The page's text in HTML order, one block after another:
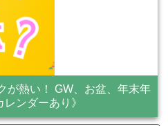
が熱い！ GW、お盆、年末年
ンダーあり》